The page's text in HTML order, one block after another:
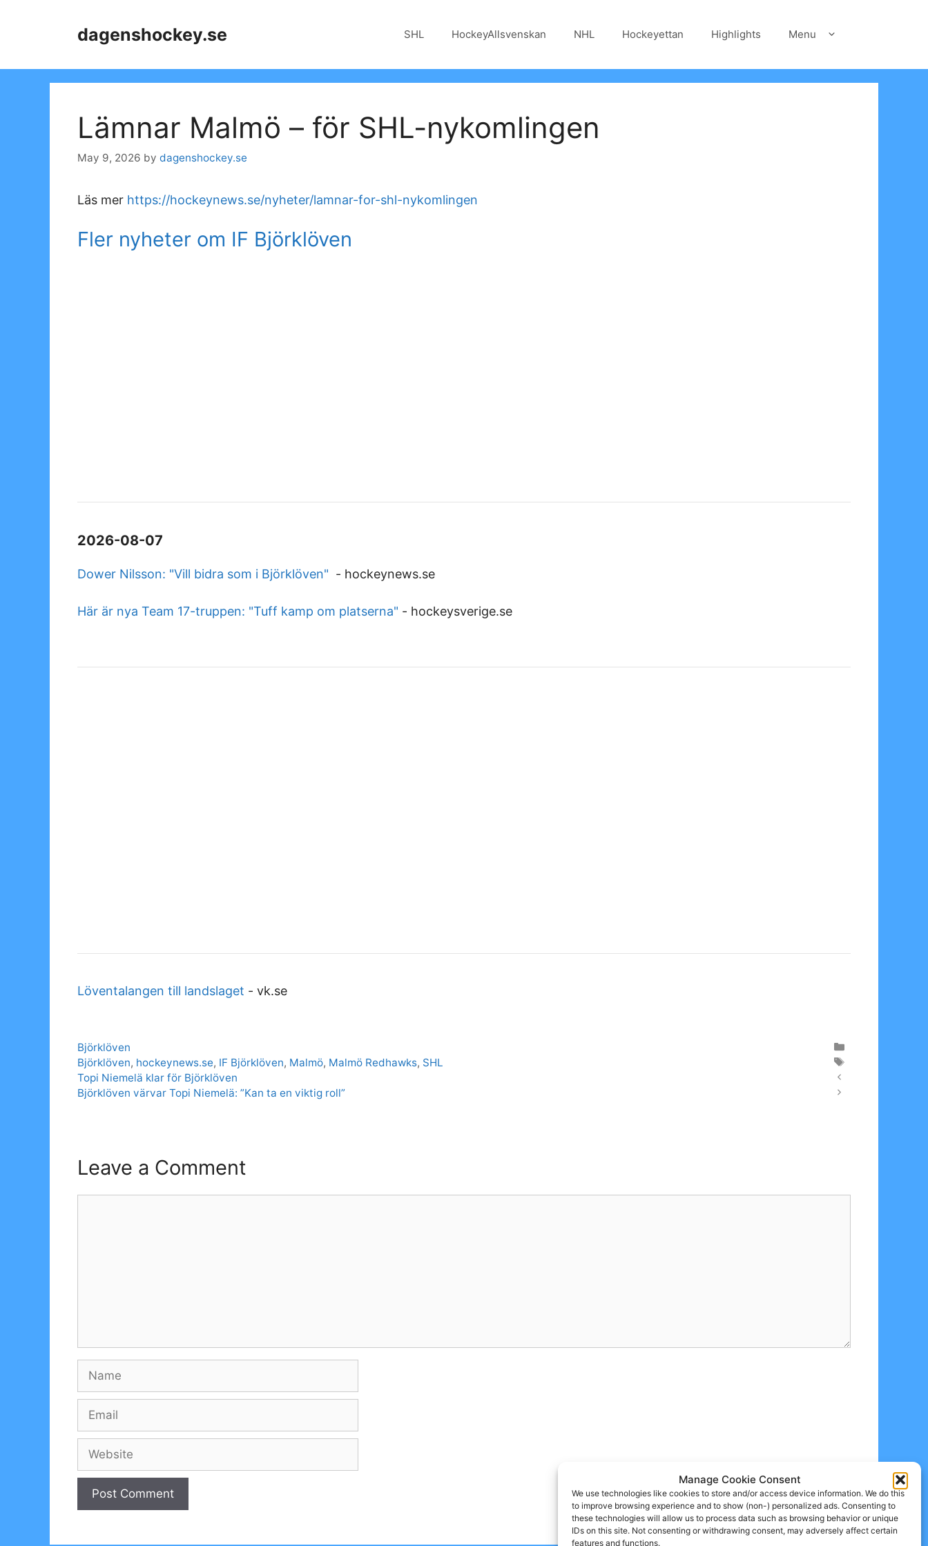
Manage Cookie Consent
We use technologies like cookies to store and/or access device information. We do this
to improve browsing experience and to show (non-) personalized ads. Consenting to
these technologies will allow us to process data such as browsing behavior or unique
IDs on this site. Not consenting or withdrawing consent, may adversely affect certain
features and functions.
dagenshockey.se SHL HockeyAllsvenskan NHL Hockeyettan Highlights Menu
Lämnar Malmö – för SHL-nykomlingen
May 9, 2026 by dagenshockey.se
Läs mer https://hockeynews.se/nyheter/lamnar-for-shl-nykomlingen
Fler nyheter om IF Björklöven
2026-08-07
Dower Nilsson: "Vill bidra som i Björklöven" - hockeynews.se
Här är nya Team 17-truppen: "Tuff kamp om platserna" - hockeysverige.se
Löventalangen till landslaget - vk.se
Categories
Björklöven
Tags
Björklöven, hockeynews.se, IF Björklöven, Malmö, Malmö Redhawks, SHL
Topi Niemelä klar för Björklöven
Björklöven värvar Topi Niemelä: ”Kan ta en viktig roll”
Leave a Comment
Name
Email
Website